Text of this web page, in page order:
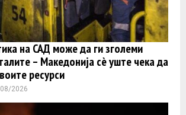
на САД може да ги зголеми
– Македонија сè уште чека да
ресурси
2026